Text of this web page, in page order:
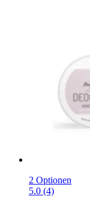
2 Optionen
5.0 (4)